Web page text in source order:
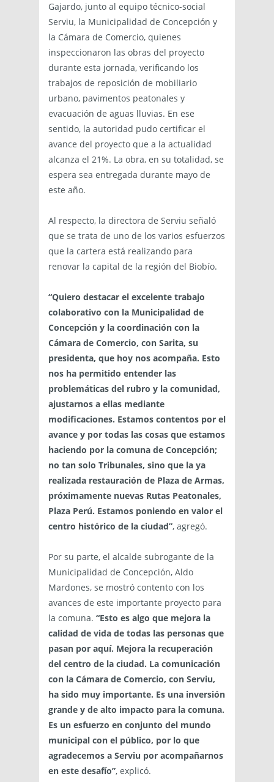
Gajardo, junto al equipo técnico-social
Serviu, la Municipalidad de Concepción y
la Cámara de Comercio, quienes
inspeccionaron las obras del proyecto
durante esta jornada, verificando los
trabajos de reposición de mobiliario
urbano, pavimentos peatonales y
evacuación de aguas lluvias. En ese
sentido, la autoridad pudo certificar el
avance del proyecto que a la actualidad
alcanza el 21%. La obra, en su totalidad, se
espera sea entregada durante mayo de
este año.
Al respecto, la directora de Serviu señaló
que se trata de uno de los varios esfuerzos
que la cartera está realizando para
renovar la capital de la región del Biobío.
“Quiero destacar el excelente trabajo
colaborativo con la Municipalidad de
Concepción y la coordinación con la
Cámara de Comercio, con Sarita, su
presidenta, que hoy nos acompaña. Esto
nos ha permitido entender las
problemáticas del rubro y la comunidad,
ajustarnos a ellas mediante
modificaciones. Estamos contentos por el
avance y por todas las cosas que estamos
haciendo por la comuna de Concepción;
no tan solo Tribunales, sino que la ya
realizada restauración de Plaza de Armas,
próximamente nuevas Rutas Peatonales,
Plaza Perú. Estamos poniendo en valor el
centro histórico de la ciudad”, agregó.
Por su parte, el alcalde subrogante de la
Municipalidad de Concepción, Aldo
Mardones, se mostró contento con los
avances de este importante proyecto para
la comuna. “Esto es algo que mejora la
calidad de vida de todas las personas que
pasan por aquí. Mejora la recuperación
del centro de la ciudad. La comunicación
con la Cámara de Comercio, con Serviu,
ha sido muy importante. Es una inversión
grande y de alto impacto para la comuna.
Es un esfuerzo en conjunto del mundo
municipal con el público, por lo que
agradecemos a Serviu por acompañarnos
en este desafío”, explicó.